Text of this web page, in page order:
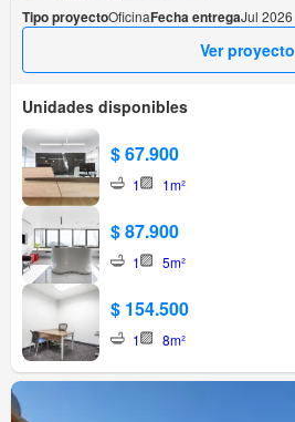
Tipo proyectoOficinaFecha entregaJul 2026
Ver proyecto
Unidades disponibles
$ 67.900
1 1m²
$ 87.900
1 5m²
$ 154.500
1 8m²